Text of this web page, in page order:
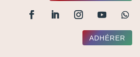
ADHÉRER